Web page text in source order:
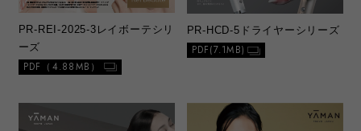
PR-REI-2025-3 レイボーテシリ
ーズ
PDF（4.88MB）
PR-HCD-5 ドライヤーシリーズ
PDF(7.1MB)